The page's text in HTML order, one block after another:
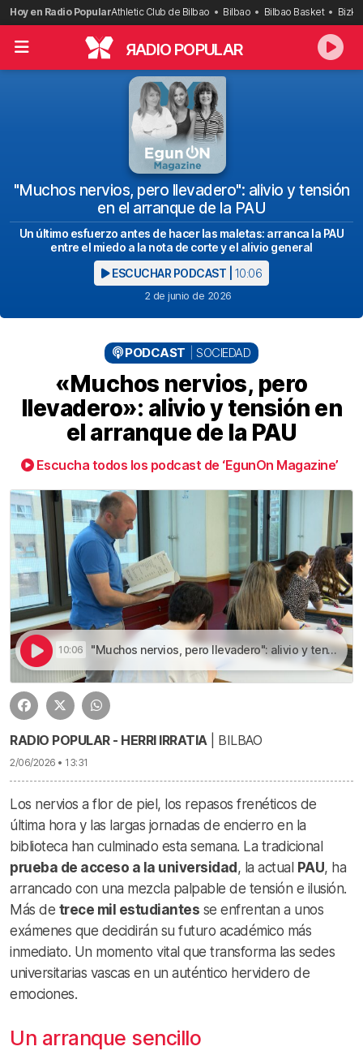
Saltar
al
contenido
Hoy en Radio PopularAthletic Club de Bilbao Bilbao Bilbao Basket
RADIO POPULAR
"Muchos nervios, pero llevadero": alivio y tensión
en el arranque de la PAU
Un último esfuerzo antes de hacer las maletas: arranca la PAU
entre el miedo a la nota de corte y el alivio general
ESCUCHAR PODCAST | 10:06
2 de junio de 2026
PODCAST SOCIEDAD
«Muchos nervios, pero
llevadero»: alivio y tensión en
el arranque de la PAU
Escucha todos los podcast de ‘EgunOn Magazine’
10:06 "Muchos nervios, pero llevadero": alivio y tensión en el arranque de la PAU | «Muchos nervios, pero llevadero»: alivio y tensión en el arranque de la PAU
RADIO POPULAR - HERRI IRRATIA| BILBAO
2/06/2026 • 13:31
Los nervios a flor de piel, los repasos frenéticos de
última hora y las largas jornadas de encierro en la
biblioteca han culminado esta semana. La tradicional
prueba de acceso a la universidad , la actual PAU, ha
arrancado con una mezcla palpable de tensión e ilusión.
Más de trece mil estudiantes se enfrentan a unos
exámenes que decidirán su futuro académico más
inmediato. Un momento vital que transforma las sedes
universitarias vascas en un auténtico hervidero de
emociones.
Un arranque sencillo